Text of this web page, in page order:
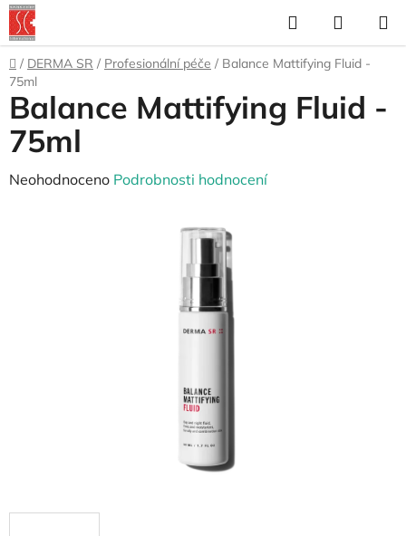
Přejít
na
obsah
Hledat
KOŠÍK
Domů
/ DERMA SR / Profesionální péče / Balance Mattifying Fluid -
75ml
Balance Mattifying Fluid -
75ml
Průměrné
Neohodnoceno Podrobnosti hodnocení